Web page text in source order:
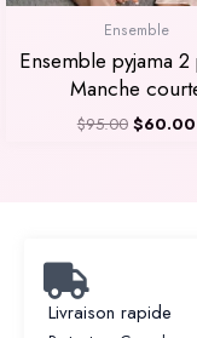
Ensemble
Ensemble pyjama
Manche
$95.00 $60.00
Livraison rapide